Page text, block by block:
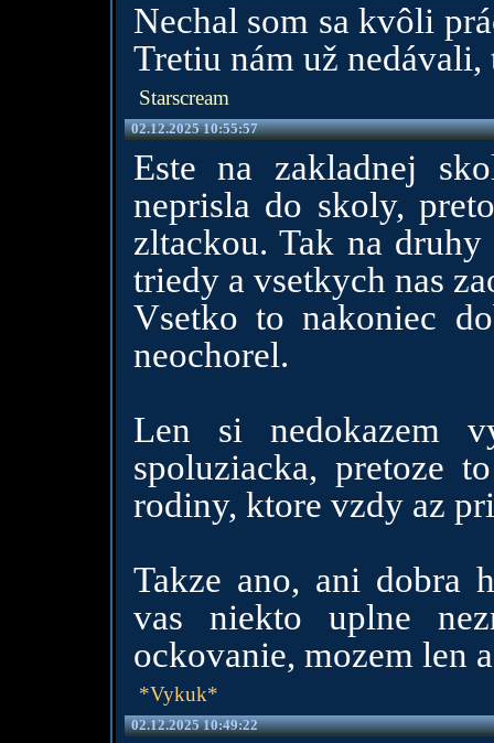
Nechal som sa kvôli
Tretiu nám už
Starscream
02.12.2025 10:55:57
Este na zakladnej
neprisla do skoly,
zltackou. Tak na
triedy a vsetkych nas
Vsetko to nakoniec
neochorel.
Len si nedokazem
spoluziacka, pretoze
rodiny, ktore vzdy az
Takze ano, ani dobra
vas niekto uplne
ockovanie, mozem len
*Vykuk*
02.12.2025 10:49:22